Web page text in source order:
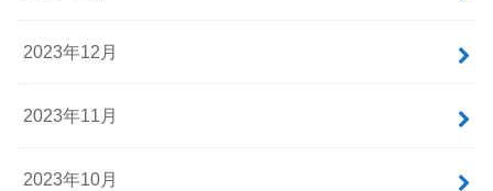
2023年12月
2023年11月
2023年10月